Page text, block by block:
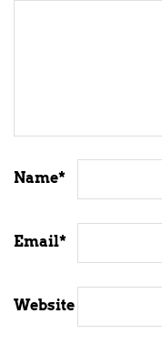
Name*
Email*
Website